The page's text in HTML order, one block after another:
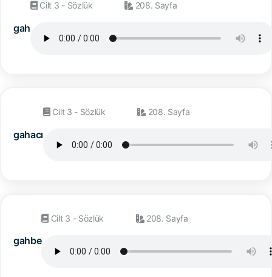
gah
Cilt 3 - Sözlük 208. Sayfa
gahacı
Cilt 3 - Sözlük 208. Sayfa
gahbe
Cilt 3 - Sözlük 208. Sayfa